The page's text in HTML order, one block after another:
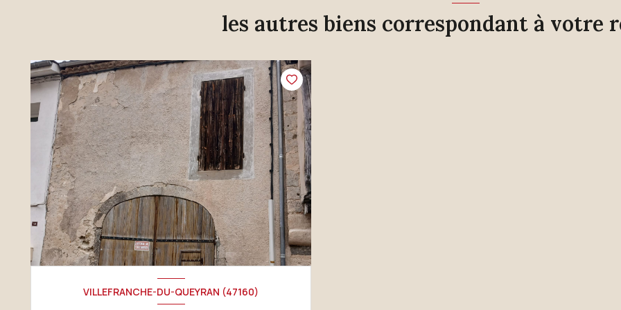
les autres biens correspondant à votre
VILLEFRANCHE-DU-QUEYRAN (47160)